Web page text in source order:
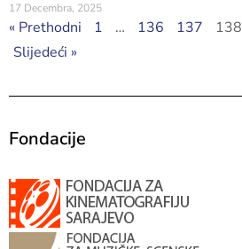
17 Decembra, 2025
« Prethodni 1 … 136 137 138
Slijedeći »
Fondacije